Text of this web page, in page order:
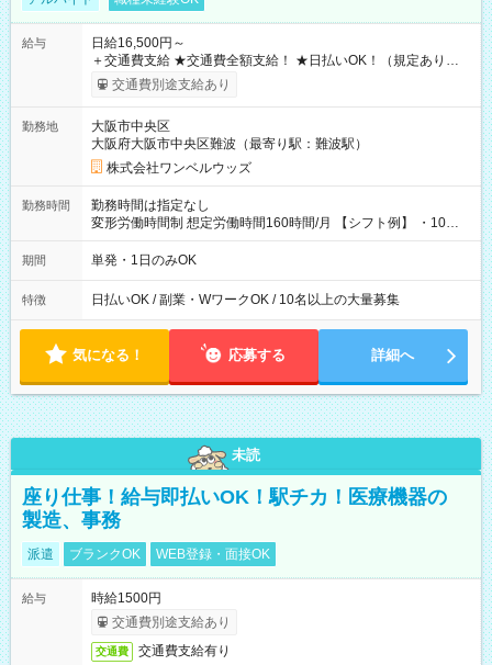
給与
日給16,500円～
＋交通費支給 ★交通費全額支給！ ★日払いOK！（規定あり） ┗
働いたその日に現金GET♪ お仕事後はコンビニATMから 日払
交通費別途支給あり
勤務地
大阪市中央区
大阪府大阪市中央区難波（最寄り駅：難波駅）
株式会社ワンベルウッズ
勤務時間
勤務時間は指定なし
変形労働時間制 想定労働時間160時間/月 【シフト例】 ・10：
00～20：00
期間 単発・1日のみOK
特徴 日払いOK / 副業・WワークOK / 10名以上の大量募集
気になる！ 応募する 詳細へ
未読
座り仕事！給与即払いOK！駅チカ！医療機器の
製造、事務
派遣 ブランクOK WEB登録・面接OK
給与
時給1500円
交通費別途支給あり
交通費 交通費支給有り